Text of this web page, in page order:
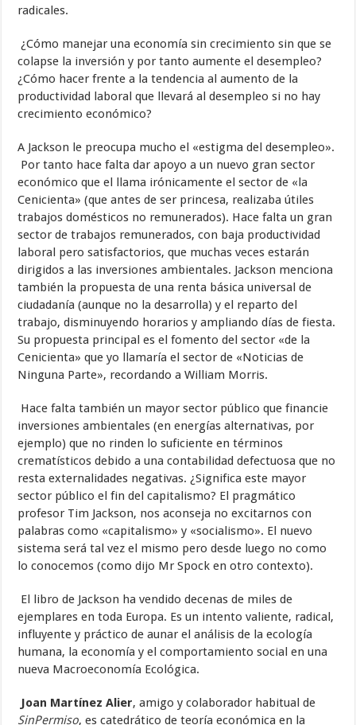
radicales.
¿Cómo manejar una economía sin crecimiento sin que se
colapse la inversión y por tanto aumente el desempleo?
¿Cómo hacer frente a la tendencia al aumento de la
productividad laboral que llevará al desempleo si no hay
crecimiento económico?
A Jackson le preocupa mucho el «estigma del desempleo».
Por tanto hace falta dar apoyo a un nuevo gran sector
económico que el llama irónicamente el sector de «la
Cenicienta» (que antes de ser princesa, realizaba útiles
trabajos domésticos no remunerados). Hace falta un gran
sector de trabajos remunerados, con baja productividad
laboral pero satisfactorios, que muchas veces estarán
dirigidos a las inversiones ambientales. Jackson menciona
también la propuesta de una renta básica universal de
ciudadanía (aunque no la desarrolla) y el reparto del
trabajo, disminuyendo horarios y ampliando días de fiesta.
Su propuesta principal es el fomento del sector «de la
Cenicienta» que yo llamaría el sector de «Noticias de
Ninguna Parte», recordando a William Morris.
Hace falta también un mayor sector público que financie
inversiones ambientales (en energías alternativas, por
ejemplo) que no rinden lo suficiente en términos
crematísticos debido a una contabilidad defectuosa que no
resta externalidades negativas. ¿Significa este mayor
sector público el fin del capitalismo? El pragmático
profesor Tim Jackson, nos aconseja no excitarnos con
palabras como «capitalismo» y «socialismo». El nuevo
sistema será tal vez el mismo pero desde luego no como
lo conocemos (como dijo Mr Spock en otro contexto).
El libro de Jackson ha vendido decenas de miles de
ejemplares en toda Europa. Es un intento valiente, radical,
influyente y práctico de aunar el análisis de la ecología
humana, la economía y el comportamiento social en una
nueva Macroeconomía Ecológica.
Joan Martínez Alier, amigo y colaborador habitual de
SinPermiso, es catedrático de teoría económica en la